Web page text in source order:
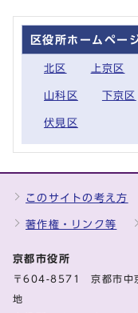
区役所ホームペー
北区 上京区
山科区 下京区
伏見区
このサイトの考え方
著作権・リンク等
京都市役所
〒604-8571 京都市中
地